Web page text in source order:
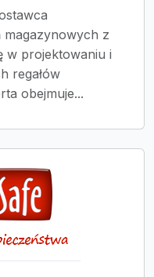
z
w projektowaniu i
regałów
obejmuje...